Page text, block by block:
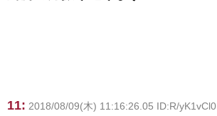
11: 2018/08/09(木) 11:16:26.05 ID:R/yK1vCl0